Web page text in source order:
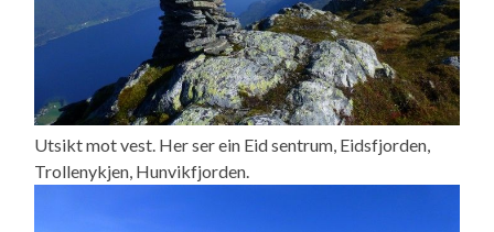
Utsikt mot vest. Her ser ein Eid sentrum, Eidsfjorden,
Trollenykjen, Hunvikfjorden.